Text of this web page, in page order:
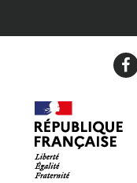
contenu